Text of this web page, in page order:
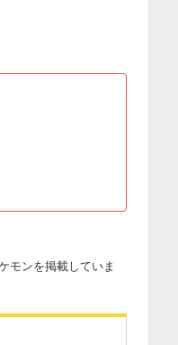
モンを掲載していま